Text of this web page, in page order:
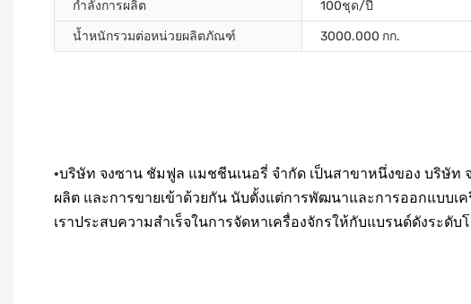
กำลังการผลิต
100ชุด/ปี
น้ำหนักรวมต่อหน่วยผลิตภัณฑ์
3000.000 กก.
•บริษัท จงซาน ชัมฟูล แมชชีนเนอรี่ จำกัด เป็นสาขาหนึ่งของ บริษัท
ผลิต และการขายเข้าด้วยกัน นับตั้งแต่การพัฒนาและการออกแบบเ
เราประสบความสำเร็จในการจัดหาเครื่องจักรให้กับแบรนด์ดังระดับ